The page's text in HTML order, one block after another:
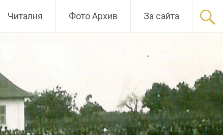
Читалня Фото Архив За сайта